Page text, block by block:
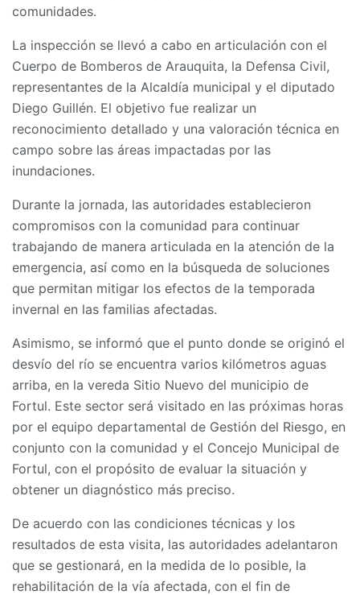
comunidades.
La inspección se llevó a cabo en articulación con el
Cuerpo de Bomberos de Arauquita, la Defensa Civil,
representantes de la Alcaldía municipal y el diputado
Diego Guillén. El objetivo fue realizar un
reconocimiento detallado y una valoración técnica en
campo sobre las áreas impactadas por las
inundaciones.
Durante la jornada, las autoridades establecieron
compromisos con la comunidad para continuar
trabajando de manera articulada en la atención de la
emergencia, así como en la búsqueda de soluciones
que permitan mitigar los efectos de la temporada
invernal en las familias afectadas.
Asimismo, se informó que el punto donde se originó el
desvío del río se encuentra varios kilómetros aguas
arriba, en la vereda Sitio Nuevo del municipio de
Fortul. Este sector será visitado en las próximas horas
por el equipo departamental de Gestión del Riesgo, en
conjunto con la comunidad y el Concejo Municipal de
Fortul, con el propósito de evaluar la situación y
obtener un diagnóstico más preciso.
De acuerdo con las condiciones técnicas y los
resultados de esta visita, las autoridades adelantaron
que se gestionará, en la medida de lo posible, la
rehabilitación de la vía afectada, con el fin de